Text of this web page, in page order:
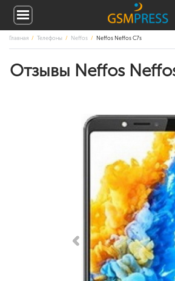
Главная Телефоны Neffos Neffos Neffos C7s
Отзывы Neffos